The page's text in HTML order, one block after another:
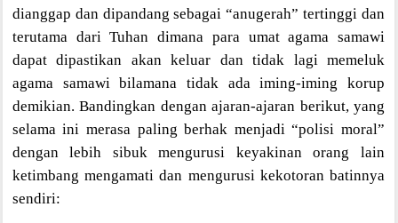
dianggap dan dipandang sebagai “anugerah” tertinggi dan
terutama dari Tuhan dimana para umat agama samawi
dapat dipastikan akan keluar dan tidak lagi memeluk
agama samawi bilamana tidak ada iming-iming korup
demikian. Bandingkan dengan ajaran-ajaran berikut, yang
selama ini merasa paling berhak menjadi “polisi moral”
dengan lebih sibuk mengurusi keyakinan orang lain
ketimbang mengamati dan mengurusi kekotoran batinnya
sendiri: